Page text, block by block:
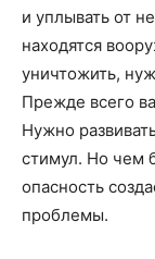
и уплывать от
находятся
уничтожить,
Прежде всего
Нужно
стимул. Но чем
опасность
проблемы.